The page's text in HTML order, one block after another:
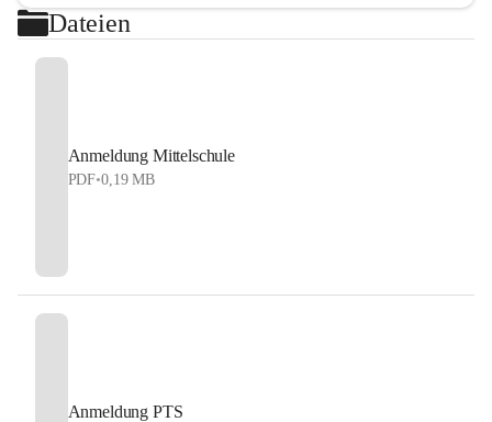
Dateien
Anmeldung Mittelschule
PDF•0,19 MB
Anmeldung PTS